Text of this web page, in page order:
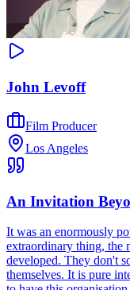
John Levoff
Film Producer
Los Angeles
An Invitation
It was an enormously
extraordinary thing, the
developed. They don't
themselves. It is pure